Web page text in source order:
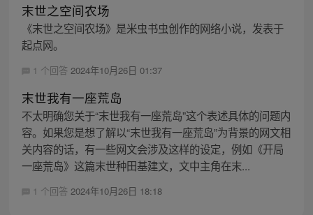
末世之空间农场
《末世之空间农场》是米虫书虫创作的网络小说，发表于
起点网。
1 个回答 2024年10月26日 01:37
末世我有一座荒岛
不太明确您关于“末世我有一座荒岛”这个表述具体的问题内
容。如果您是想了解以“末世我有一座荒岛”为背景的网文相
关内容的话，有一些网文会涉及这样的设定，例如《开局
一座荒岛》这篇末世种田基建文，文中主角在末...
1 个回答 2024年10月26日 18:18